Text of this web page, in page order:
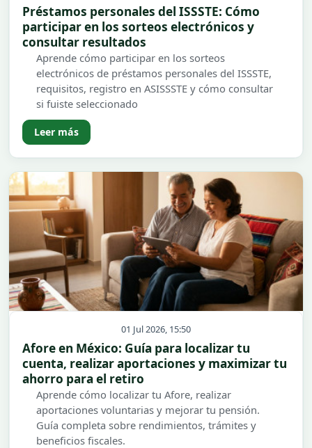
Préstamos personales del ISSSTE: Cómo
participar en los sorteos electrónicos y
consultar resultados
Aprende cómo participar en los sorteos
electrónicos de préstamos personales del ISSSTE,
requisitos, registro en ASISSSTE y cómo consultar
si fuiste seleccionado
Leer más
01 Jul 2026, 15:50
Afore en México: Guía para localizar tu
cuenta, realizar aportaciones y maximizar tu
ahorro para el retiro
Aprende cómo localizar tu Afore, realizar
aportaciones voluntarias y mejorar tu pensión.
Guía completa sobre rendimientos, trámites y
beneficios fiscales.